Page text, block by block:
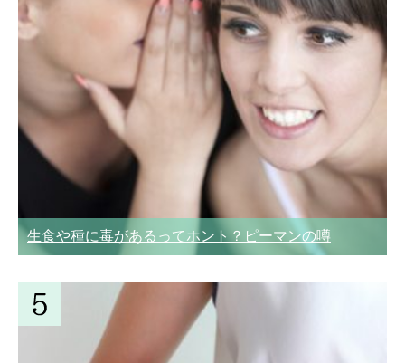
生食や種に毒があるってホント？ピーマンの噂